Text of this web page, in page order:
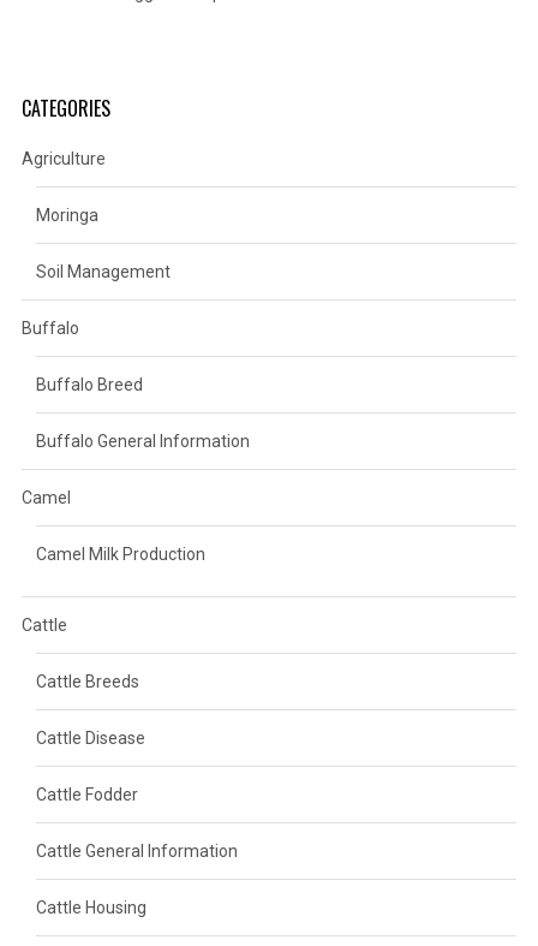
CATEGORIES
Agriculture
Moringa
Soil Management
Buffalo
Buffalo Breed
Buffalo General Information
Camel
Camel Milk Production
Cattle
Cattle Breeds
Cattle Disease
Cattle Fodder
Cattle General Information
Cattle Housing